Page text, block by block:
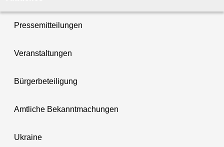
Pressemitteilungen
Veranstaltungen
Bürgerbeteiligung
Amtliche Bekanntmachungen
Ukraine